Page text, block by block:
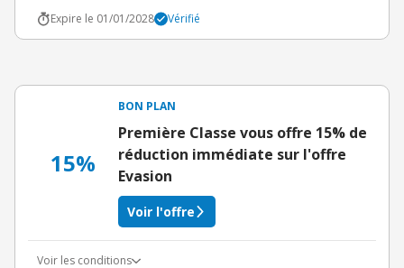
Expire le 01/01/2028
Vérifié
15%
BON PLAN
Première Classe vous offre 15% de
réduction immédiate sur l'offre
Evasion
Voir l'offre
Voir les conditions